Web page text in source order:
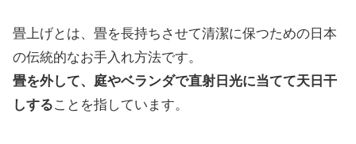
畳上げとは、畳を長持ちさせて清潔に保つための日本
の伝統的なお手入れ方法です。
畳を外して、庭やベランダで直射日光に当てて天日干
しすることを指しています。